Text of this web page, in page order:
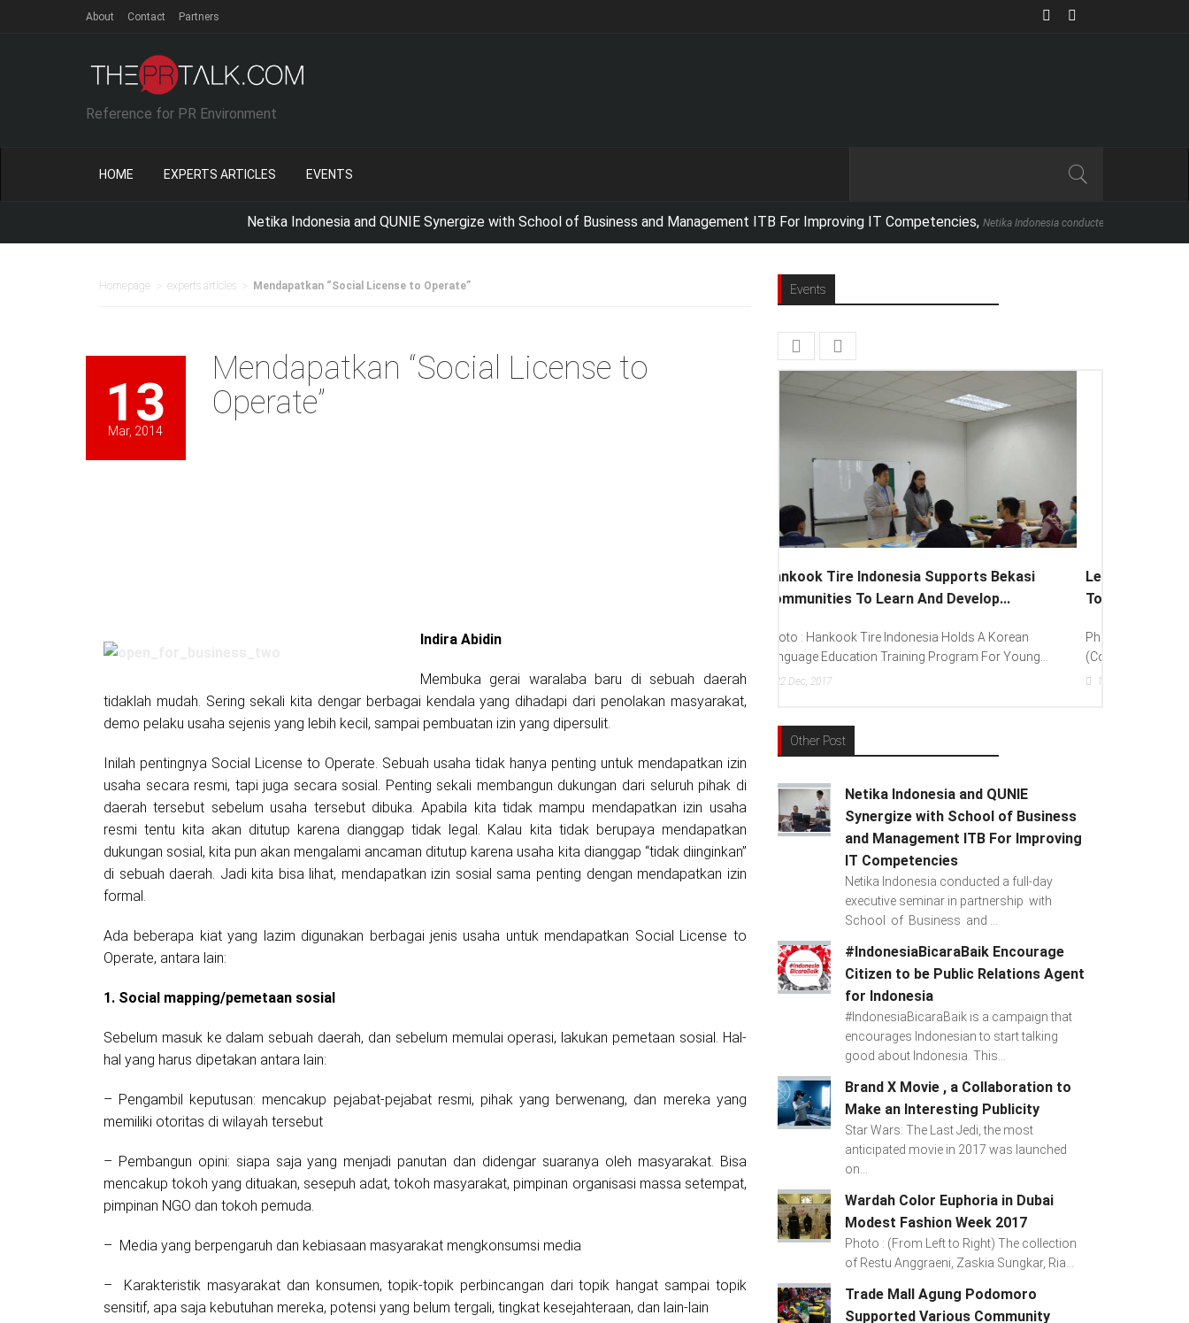
About Contact Partners
Reference for PR Environment
HOME EXPERTS ARTICLES EVENTS
Netika Indonesia and QUNIE Synergize with School of Business and Management ITB For Improving IT Competencies,Netika Indonesia conducted a full-day executive seminar in
Homepage experts articles Mendapatkan “Social License to Operate”
13
Mar, 2014
Mendapatkan “Social License to
Operate”
Indira Abidin
Membuka gerai waralaba baru di sebuah daerah
tidaklah mudah. Sering sekali kita dengar berbagai kendala yang dihadapi dari penolakan masyarakat,
demo pelaku usaha sejenis yang lebih kecil, sampai pembuatan izin yang dipersulit.
Inilah pentingnya Social License to Operate. Sebuah usaha tidak hanya penting untuk mendapatkan izin
usaha secara resmi, tapi juga secara sosial. Penting sekali membangun dukungan dari seluruh pihak di
daerah tersebut sebelum usaha tersebut dibuka. Apabila kita tidak mampu mendapatkan izin usaha
resmi tentu kita akan ditutup karena dianggap tidak legal. Kalau kita tidak berupaya mendapatkan
dukungan sosial, kita pun akan mengalami ancaman ditutup karena usaha kita dianggap “tidak diinginkan”
di sebuah daerah. Jadi kita bisa lihat, mendapatkan izin sosial sama penting dengan mendapatkan izin
formal.
Ada beberapa kiat yang lazim digunakan berbagai jenis usaha untuk mendapatkan Social License to
Operate, antara lain:
1. Social mapping/pemetaan sosial
Sebelum masuk ke dalam sebuah daerah, dan sebelum memulai operasi, lakukan pemetaan sosial. Hal-
hal yang harus dipetakan antara lain:
– Pengambil keputusan: mencakup pejabat-pejabat resmi, pihak yang berwenang, dan mereka yang
memiliki otoritas di wilayah tersebut
– Pembangun opini: siapa saja yang menjadi panutan dan didengar suaranya oleh masyarakat. Bisa
mencakup tokoh yang dituakan, sesepuh adat, tokoh masyarakat, pimpinan organisasi massa setempat,
pimpinan NGO dan tokoh pemuda.
– Media yang berpengaruh dan kebiasaan masyarakat mengkonsumsi media
– Karakteristik masyarakat dan konsumen, topik-topik perbincangan dari topik hangat sampai topik
sensitif, apa saja kebutuhan mereka, potensi yang belum tergali, tingkat kesejahteraan, dan lain-lain
Events
Lenovo Introduced New Brand Ambassador
To Spread “Different Is Better”...
Photo : (From Left To Right) Helmy Susanto
(Consumer Lead Lenovo Indonesia), Andien Aisyah...
15Dec, 2017
Other Post
Netika Indonesia and QUNIE
Synergize with School of Business
and Management ITB For Improving
IT Competencies
Netika Indonesia conducted a full-day
executive seminar in partnership with
School of Business and ...
#IndonesiaBicaraBaik Encourage
Citizen to be Public Relations Agent
for Indonesia
#IndonesiaBicaraBaik is a campaign that
encourages Indonesian to start talking
good about Indonesia. This...
Brand X Movie , a Collaboration to
Make an Interesting Publicity
Star Wars: The Last Jedi, the most
anticipated movie in 2017 was launched
on...
Wardah Color Euphoria in Dubai
Modest Fashion Week 2017
Photo : (From Left to Right) The collection
of Restu Anggraeni, Zaskia Sungkar, Ria...
Trade Mall Agung Podomoro
Supported Various Community